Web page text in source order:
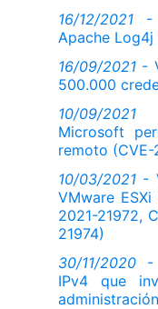
16/12/2021 -
Apache Log4j
16/09/2021 -
500.000
10/09/2021 -
Microsoft
remoto
10/03/2021 -
VMware
2021-21972,
21974)
30/11/2020 -
IPv4 que